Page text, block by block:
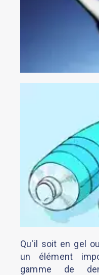
Qu'il soit en gel
un élément
gamme de